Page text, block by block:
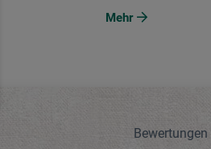
Mehr
Bewertungen